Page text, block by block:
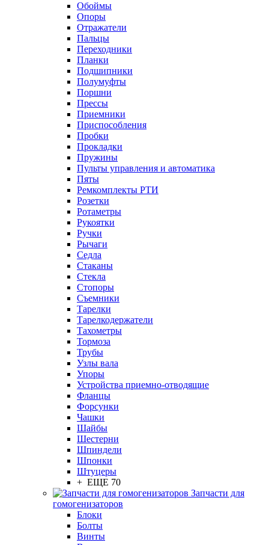
Обоймы
Опоры
Отражатели
Пальцы
Переходники
Планки
Подшипники
Полумуфты
Поршни
Прессы
Приемники
Приспособления
Пробки
Прокладки
Пружины
Пульты управления и автоматика
Пяты
Ремкомплекты РТИ
Розетки
Ротаметры
Рукоятки
Ручки
Рычаги
Седла
Стаканы
Стекла
Стопоры
Съемники
Тарелки
Тарелкодержатели
Тахометры
Тормоза
Трубы
Узлы вала
Упоры
Устройства приемно-отводящие
Фланцы
Форсунки
Чашки
Шайбы
Шестерни
Шпиндели
Шпонки
Штуцеры
+ ЕЩЕ 70
Запчасти для
гомогенизаторов
Блоки
Болты
Винты